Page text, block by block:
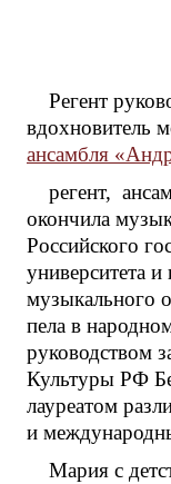
Регент
вдохновитель
ансамбля
регент,
окончила
Российского
университета и
музыкального
пела в
руководством
Культуры РФ
лауреатом
и
Мария с